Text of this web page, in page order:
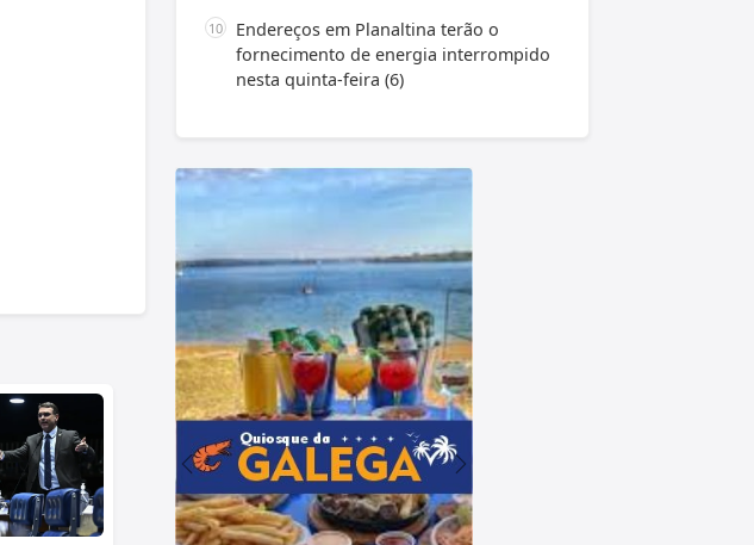
Endereços em Planaltina terão o
fornecimento de energia interrompido
nesta quinta-feira (6)